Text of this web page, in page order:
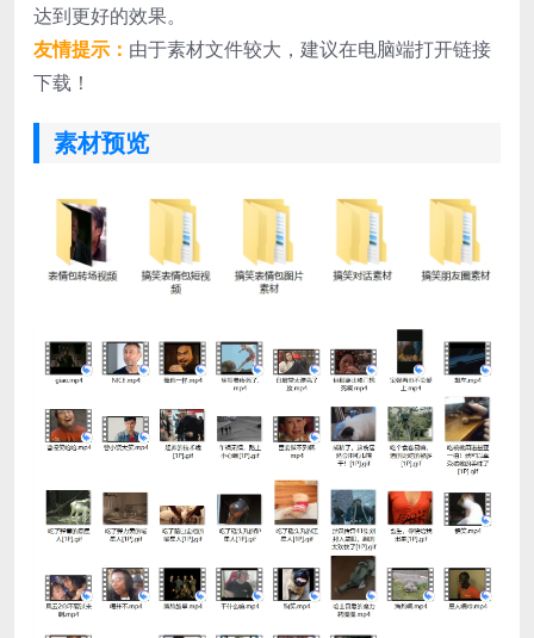
达到更好的效果。
友情提示： 由于素材文件较大，建议在电脑端打开链接
下载！
素材预览